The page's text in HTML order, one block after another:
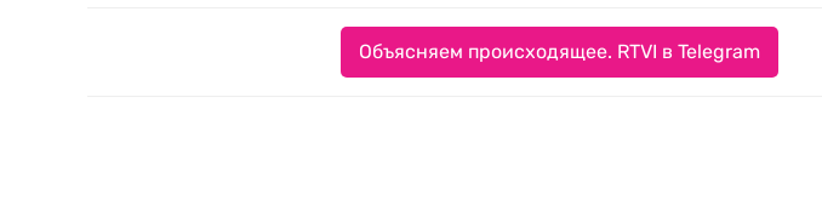
Объясняем происходящее. RTVI в Telegram